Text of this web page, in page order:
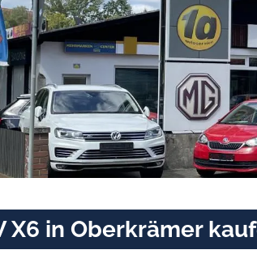
X6 in Oberkrämer